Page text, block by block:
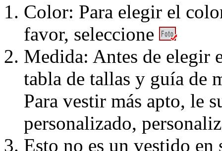
Color: Para elegir el
favor, seleccione
Medida: Antes de elegir
tabla de tallas y guía de
Para vestir más apto, le
personalizado,
Esto no es un vestido